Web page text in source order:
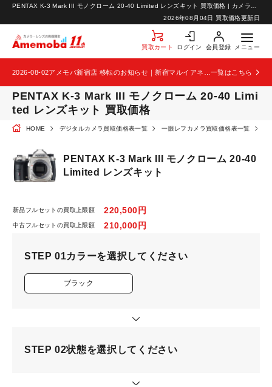
2026年08月04日 買取価格更新日
買取カート ログイン 会員登録 メニュー
お問い合わせ
2026-08-02 一覧はこちら
PENTAX K-3 Mark III モノクローム 20-40 Limi
ted レンズキット 買取価格
HOME デジタルカメラ買取価格表一覧 一眼レフカメラ買取価格表一覧
PENTAX K-3 Mark III モノクローム 20-40
Limited レンズキット
新品フルセットの買取上限額 220,500円
中古フルセットの買取上限額 210,000円
STEP 01カラーを選択してください
ブラック
STEP 02状態を選択してください